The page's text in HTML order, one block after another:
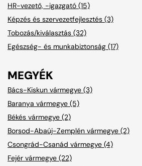
HR-vezető, -igazgató (15)
Képzés és szervezetfejlesztés (3)
Tobozás/kiválasztás (32)
Egészség- és munkabiztonság (17)
MEGYÉK
Bács-Kiskun vármegye (3)
Baranya vármegye (5)
Békés vármegye (2)
Borsod-Abaúj-Zemplén vármegye (2)
Csongrád-Csanád vármegye (4)
Fejér vármegye (22)